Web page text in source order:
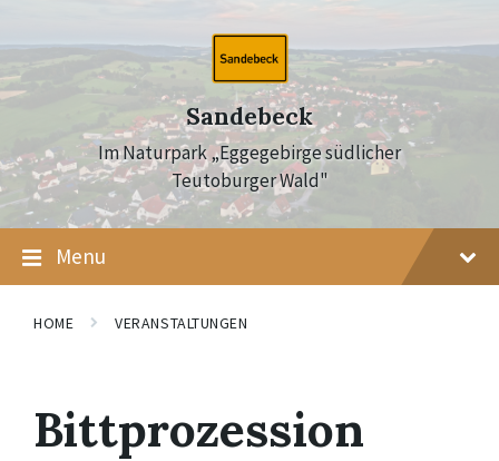
content
main
navigation
footer
Sandebeck
Im Naturpark „Eggegebirge südlicher
Teutoburger Wald"
Menu
HOME VERANSTALTUNGEN
Bittprozession